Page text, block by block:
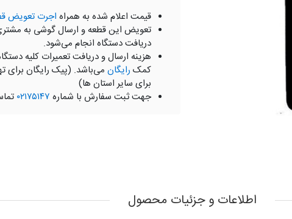
قیمت اعلام شده به همراه اجرت تعویض
تعویض این قطعه و ارسال گوشی به
دریافت دستگاه انجام می‌شود.
هزینه ارسال و دریافت تعمیرات کلیه
کمک رایگان می‌باشد. (پیک رایگان برای
برای سایر استان ها)
جهت ثبت سفارش با شماره ۰۲۱۷۵۱۴۷
اطلاعات و جزئیات محصول